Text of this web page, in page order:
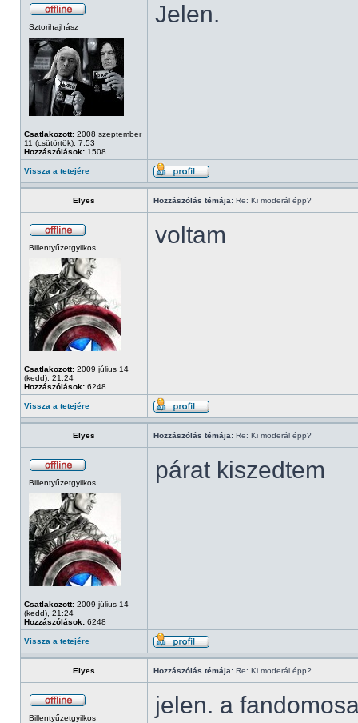
Sztorihajhász
Csatlakozott: 2008 szeptember
11 (csütörtök), 7:53
Hozzászólások: 1508
Jelen.
Vissza a tetejére
Elyes Hozzászólás témája: Re: Ki moderál épp?
Billentyűzetgyilkos
Csatlakozott: 2009 július 14
(kedd), 21:24
Hozzászólások: 6248
voltam
Vissza a tetejére
Elyes Hozzászólás témája: Re: Ki moderál épp?
Billentyűzetgyilkos
Csatlakozott: 2009 július 14
(kedd), 21:24
Hozzászólások: 6248
párat kiszedtem
Vissza a tetejére
Elyes Hozzászólás témája: Re: Ki moderál épp?
Billentyűzetgyilkos jelen. a